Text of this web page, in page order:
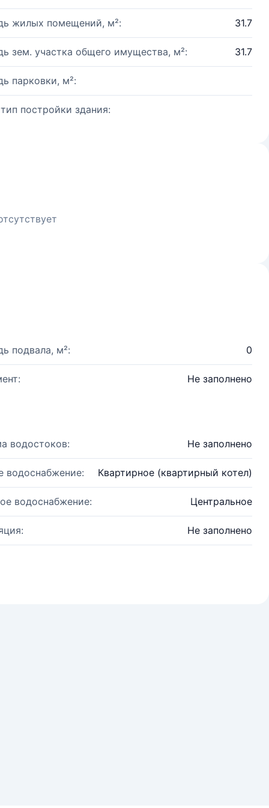
жилых помещений, м²: 31.7
зем. участка общего имущества, м²: 31.7
парковки, м²:
постройки здания:
подвала, м²: 0
Не заполнено
водостоков: Не заполнено
водоснабжение: Квартирное (квартирный котел)
водоснабжение: Центральное
Не заполнено